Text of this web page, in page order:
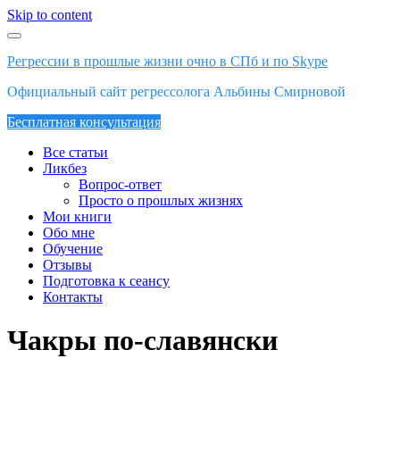
Skip to content
Регрессии в прошлые жизни очно в СПб и по Skype
Официальный сайт регрессолога Альбины Смирновой
Бесплатная консультация
Все статьи
Ликбез
Вопрос-ответ
Просто о прошлых жизнях
Мои книги
Обо мне
Обучение
Отзывы
Подготовка к сеансу
Контакты
Чакры по-славянски